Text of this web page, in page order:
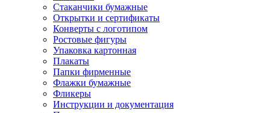
Стаканчики бумажные
Открытки и сертификаты
Конверты с логотипом
Ростовые фигуры
Упаковка картонная
Плакаты
Папки фирменные
Флажки бумажные
Фликеры
Инструкции и документация